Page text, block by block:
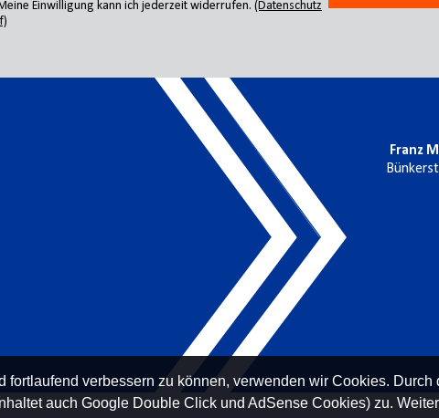
fortlaufend verbessern zu können, verwenden wir Cookies.
auch Google Double Click und AdSense Cookies) zu.
Einwilligung kann ich jederzeit widerrufen. (Datenschutz
Franz